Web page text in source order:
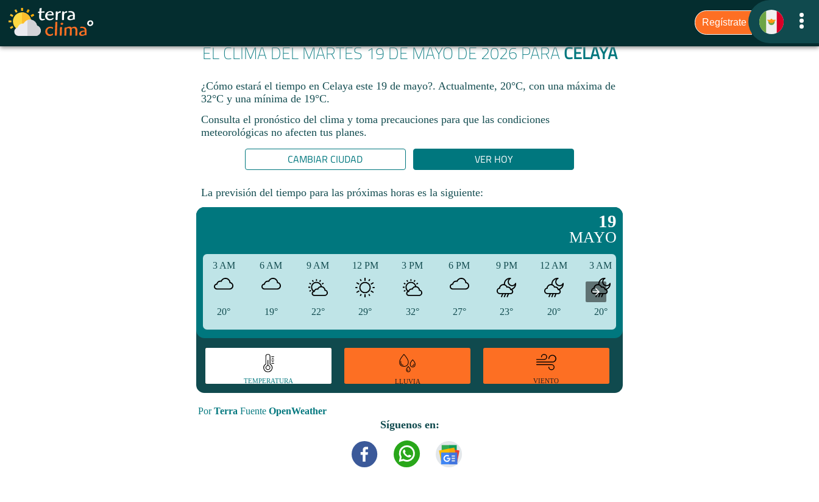
EL CLIMA DEL MARTES 19 DE MAYO DE 2026 PARACELAYA
¿Cómo estará el tiempo en Celaya este 19 de mayo?. Actualmente, 20°C, con una máxima de
32°C y una mínima de 19°C.
Consulta el pronóstico del clima y toma precauciones para que las condiciones
meteorológicas no afecten tus planes.​
CAMBIAR CIUDAD VER HOY
La previsión del tiempo para las próximas horas es la siguiente:
19
MAYO
3 AM
20°
6 AM
19°
9 AM
22°
12 PM
29°
3 PM
32°
6 PM
27°
9 PM
23°
12 AM
20°
3 AM
20°
TEMPERATURA LLUVIA VIENTO
PorTerra Fuente OpenWeather
Síguenos en: